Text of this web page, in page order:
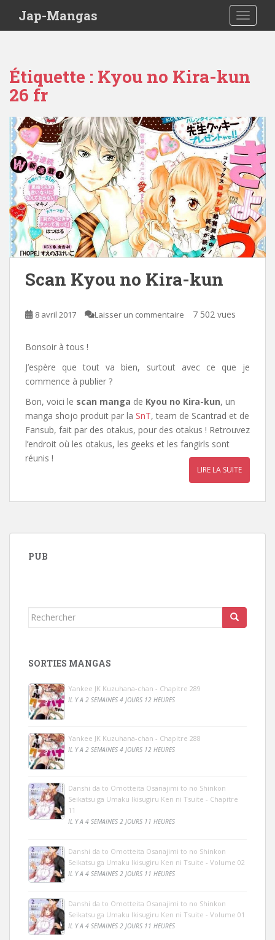
Jap-Mangas
Étiquette : Kyou no Kira-kun
26 fr
Scan Kyou no Kira-kun
8 avril 2017 Laisser un commentaire 7 502 vues
Bonsoir à tous !
J’espère que tout va bien, surtout avec ce que je
commence à publier ?
Bon, voici le scan manga de Kyou no Kira-kun, un
manga shojo produit par la SnT, team de Scantrad et de
Fansub, fait par des otakus, pour des otakus ! Retrouvez
l’endroit où les otakus, les geeks et les fangirls sont
réunis !
LIRE LA SUITE
PUB
Rechercher...
SORTIES MANGAS
Yankee JK Kuzuhana-chan - Chapitre 289
IL Y A 2 SEMAINES 4 JOURS 12 HEURES
Yankee JK Kuzuhana-chan - Chapitre 288
IL Y A 2 SEMAINES 4 JOURS 12 HEURES
Danshi da to Omotteita Osanajimi to no Shinkon
Seikatsu ga Umaku Ikisugiru Ken ni Tsuite - Chapitre
11
IL Y A 4 SEMAINES 2 JOURS 11 HEURES
Danshi da to Omotteita Osanajimi to no Shinkon
Seikatsu ga Umaku Ikisugiru Ken ni Tsuite - Volume 02
IL Y A 4 SEMAINES 2 JOURS 11 HEURES
Danshi da to Omotteita Osanajimi to no Shinkon
Seikatsu ga Umaku Ikisugiru Ken ni Tsuite - Volume 01
IL Y A 4 SEMAINES 2 JOURS 11 HEURES